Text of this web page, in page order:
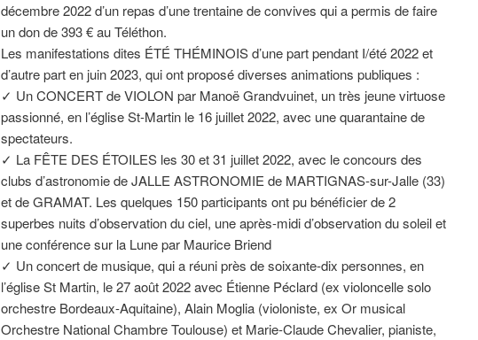
décembre 2022 d’un repas d’une trentaine de convives qui a permis de faire
un don de 393 € au Téléthon.
Les manifestations dites ÉTÉ THÉMINOIS d’une part pendant I/été 2022 et
d’autre part en juin 2023, qui ont proposé diverses animations publiques :
✓ Un CONCERT de VIOLON par Manoë Grandvuinet, un très jeune virtuose
passionné, en l’église St-Martin le 16 juillet 2022, avec une quarantaine de
spectateurs.
✓ La FÊTE DES ÉTOILES les 30 et 31 juillet 2022, avec le concours des
clubs d’astronomie de JALLE ASTRONOMIE de MARTIGNAS-sur-Jalle (33)
et de GRAMAT. Les quelques 150 participants ont pu bénéficier de 2
superbes nuits d’observation du ciel, une après-midi d’observation du soleil et
une conférence sur la Lune par Maurice Briend
✓ Un concert de musique, qui a réuni près de soixante-dix personnes, en
l’église St Martin, le 27 août 2022 avec Étienne Péclard (ex violoncelle solo
orchestre Bordeaux-Aquitaine), Alain Moglia (violoniste, ex Or musical
Orchestre National Chambre Toulouse) et Marie-Claude Chevalier, pianiste,